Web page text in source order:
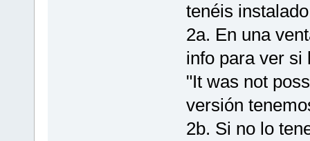
tenéis
2a. En una
info para ver si
"It was not
versión
2b. Si no lo